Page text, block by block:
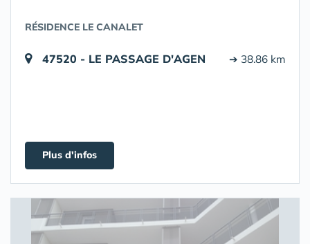
RÉSIDENCE LE CANALET
47520 - LE PASSAGE D'AGEN ➔ 38.86 km
Plus d'infos